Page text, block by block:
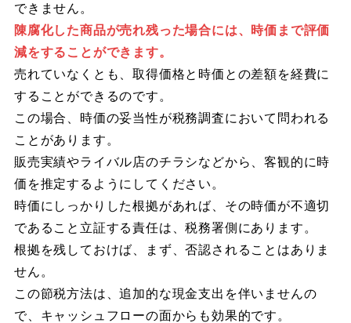
できません。
陳腐化した商品が売れ残った場合には、時価まで評価
減をすることができます。
売れていなくとも、取得価格と時価との差額を経費に
することができるのです。
この場合、時価の妥当性が税務調査において問われる
ことがあります。
販売実績やライバル店のチラシなどから、客観的に時
価を推定するようにしてください。
時価にしっかりした根拠があれば、その時価が不適切
であること立証する責任は、税務署側にあります。
根拠を残しておけば、まず、否認されることはありま
せん。
この節税方法は、追加的な現金支出を伴いませんの
で、キャッシュフローの面からも効果的です。